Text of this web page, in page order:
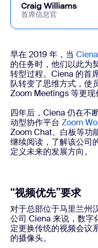
Craig Williams
首席信息官
早在 2019 年，当 Ciena
的任务时，他们以此为
转型过程。Ciena 的首
队转变了思维方式，使
Zoom Meetings 等更现
四年后，Ciena 仍在不
动型协作平台 Zoom
Zoom Chat、白板等功
继续阅读，了解该公司
定义未来的发展方向。
“视频优先”要求
对于总部位于马里兰州
公司 Ciena 来说，数字
定更换传统的视频会议
的摄像头。